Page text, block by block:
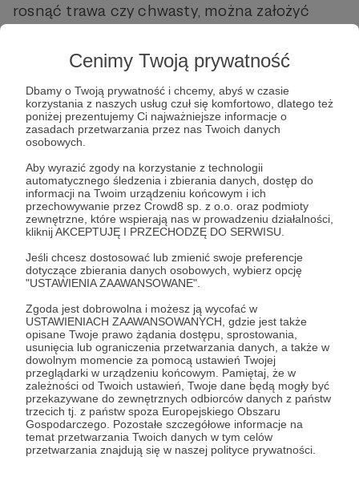
Cenimy Twoją prywatność
Dbamy o Twoją prywatność i chcemy, abyś w czasie
korzystania z naszych usług czuł się komfortowo, dlatego też
poniżej prezentujemy Ci najważniejsze informacje o
zasadach przetwarzania przez nas Twoich danych
osobowych.
Aby wyrazić zgody na korzystanie z technologii
automatycznego śledzenia i zbierania danych, dostęp do
informacji na Twoim urządzeniu końcowym i ich
przechowywanie przez Crowd8 sp. z o.o. oraz podmioty
zewnętrzne, które wspierają nas w prowadzeniu działalności,
kliknij AKCEPTUJĘ I PRZECHODZĘ DO SERWISU.
Jeśli chcesz dostosować lub zmienić swoje preferencje
dotyczące zbierania danych osobowych, wybierz opcję
"USTAWIENIA ZAAWANSOWANE".
Zgoda jest dobrowolna i możesz ją wycofać w
USTAWIENIACH ZAAWANSOWANYCH, gdzie jest także
opisane Twoje prawo żądania dostępu, sprostowania,
usunięcia lub ograniczenia przetwarzania danych, a także w
dowolnym momencie za pomocą ustawień Twojej
przeglądarki w urządzeniu końcowym. Pamiętaj, że w
zależności od Twoich ustawień, Twoje dane będą mogły być
przekazywane do zewnętrznych odbiorców danych z państw
trzecich tj. z państw spoza Europejskiego Obszaru
Gospodarczego. Pozostałe szczegółowe informacje na
temat przetwarzania Twoich danych w tym celów
przetwarzania znajdują się w naszej polityce prywatności.
rosnąć trawa czy chwasty, można założyć
wydając na to miliona monet. Trzeba tylko
Post dostępny tylko dla Patronów
Aby zobaczyć ten materiał musisz być zalogowany
Zostań Patronem
Zaloguj się
Udostępnij